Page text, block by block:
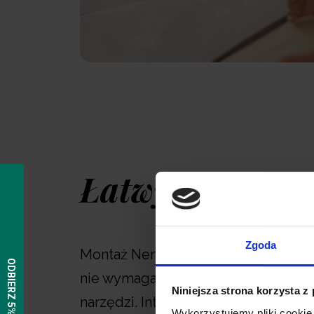
Zgoda
Niniejsza strona korzysta z
Łatwy montaż
Montaż Neno Rosi zajmuje tylko
nie wymaga żadnych dodatkowych
narzędzi. Intuicyjna konstrukcja